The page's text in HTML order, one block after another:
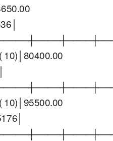
10)│80400.00
10)│95500.00